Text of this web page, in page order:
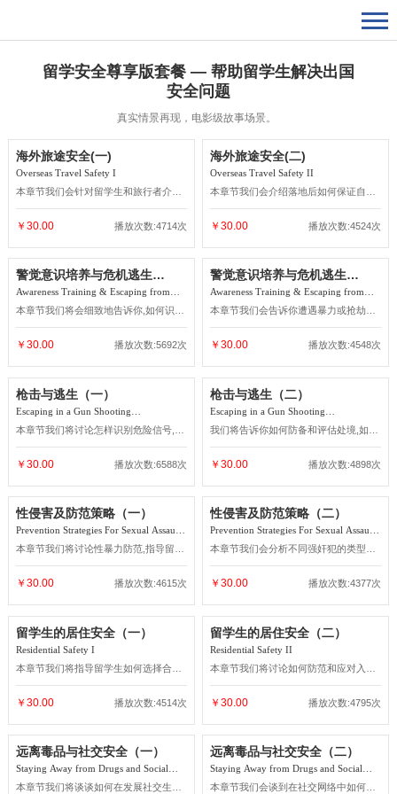
留学安全尊享版套餐 — 帮助留学生解决出国
安全问题
真实情景再现，电影级故事场景。
海外旅途安全(一)
Overseas Travel Safety I
本章节我们会针对留学生和旅行者介绍
￥30.00 播放次数:4714次
海外旅途安全(二)
Overseas Travel Safety II
本章节我们会介绍落地后如何保证自己
￥30.00 播放次数:4524次
警觉意识培养与危机逃生
（一）
Awareness Training & Escaping from
本章节我们将会细致地告诉你,如何识别
￥30.00 播放次数:5692次
警觉意识培养与危机逃生
（二）
Awareness Training & Escaping from
本章节我们会告诉你遭遇暴力或抢劫时
￥30.00 播放次数:4548次
枪击与逃生（一）
Escaping in a Gun Shooting
本章节我们将讨论怎样识别危险信号,建
￥30.00 播放次数:6588次
枪击与逃生（二）
Escaping in a Gun Shooting
我们将告诉你如何防备和评估处境,如何
￥30.00 播放次数:4898次
性侵害及防范策略（一）
Prevention Strategies For Sexual Assault
本章节我们将讨论性暴力防范,指导留学
￥30.00 播放次数:4615次
性侵害及防范策略（二）
Prevention Strategies For Sexual Assault
本章节我们会分析不同强奸犯的类型、
￥30.00 播放次数:4377次
留学生的居住安全（一）
Residential Safety I
本章节我们将指导留学生如何选择合适
留学生的居住安全（二）
Residential Safety II
本章节我们将讨论如何防范和应对入室